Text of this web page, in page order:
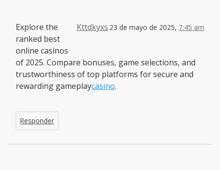
Kttdkyxs 23 de mayo de 2025, 7:45 am
Explore the
ranked best
online casinos
of 2025. Compare bonuses, game selections, and
trustworthiness of top platforms for secure and
rewarding gameplaycasino.
Responder